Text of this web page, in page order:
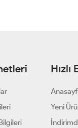
Hızlı
Yeni